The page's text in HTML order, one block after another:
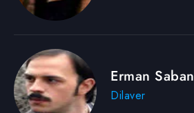
Erman Saban
Dilaver